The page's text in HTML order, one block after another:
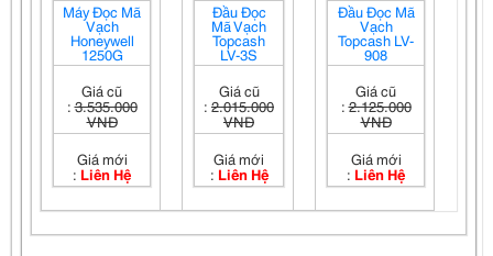
Máy Đọc Mã
Vạch
Honeywell
1250G
Giá cũ
:3.535.000
VNĐ
Giá mới
: Liên Hệ
Đầu Đọc
Mã Vạch
Topcash
LV-3S
Giá cũ
: 2.015.000
VNĐ
Giá mới
: Liên Hệ
Đầu Đọc Mã
Vạch
Topcash LV-
908
Giá cũ
:2.125.000
VNĐ
Giá mới
: Liên Hệ